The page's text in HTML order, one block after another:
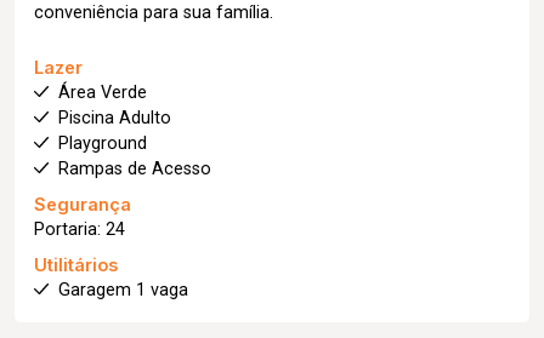
conveniência para sua família.
Lazer
Área Verde
Piscina Adulto
Playground
Rampas de Acesso
Segurança
Portaria: 24
Utilitários
Garagem 1 vaga